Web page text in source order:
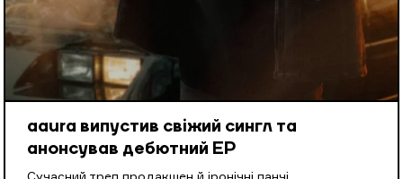
aaura випустив свіжий сингл та
анонсував дебютний EP